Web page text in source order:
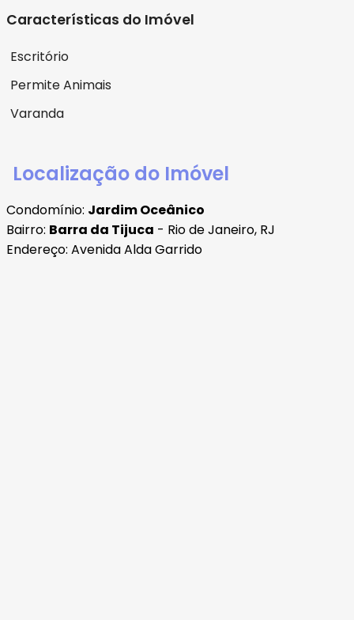
Características do Imóvel
Escritório
Permite Animais
Varanda
Localização do Imóvel
Condomínio: Jardim Oceânico
Bairro: Barra da Tijuca - Rio de Janeiro, RJ
Endereço: Avenida Alda Garrido